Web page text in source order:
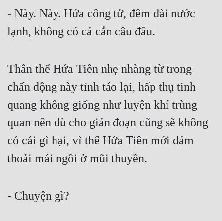
- Này. Này. Hứa công tử, đêm dài nước
lạnh, không có cá cắn câu đâu.
Thân thể Hứa Tiên nhẹ nhàng từ trong
chấn động này tỉnh táo lại, hấp thụ tinh
quang không giống như luyện khí trùng
quan nên dù cho gián đoạn cũng sẽ không
có cái gì hại, vì thế Hứa Tiên mới dám
thoải mái ngồi ở mũi thuyền.
- Chuyện gì?